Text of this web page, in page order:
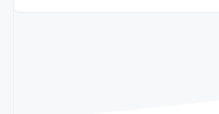
Ecosystem